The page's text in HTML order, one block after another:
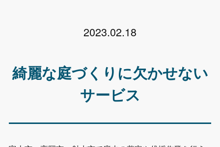
2023.02.18
綺麗な庭づくりに欠かせない
サービス